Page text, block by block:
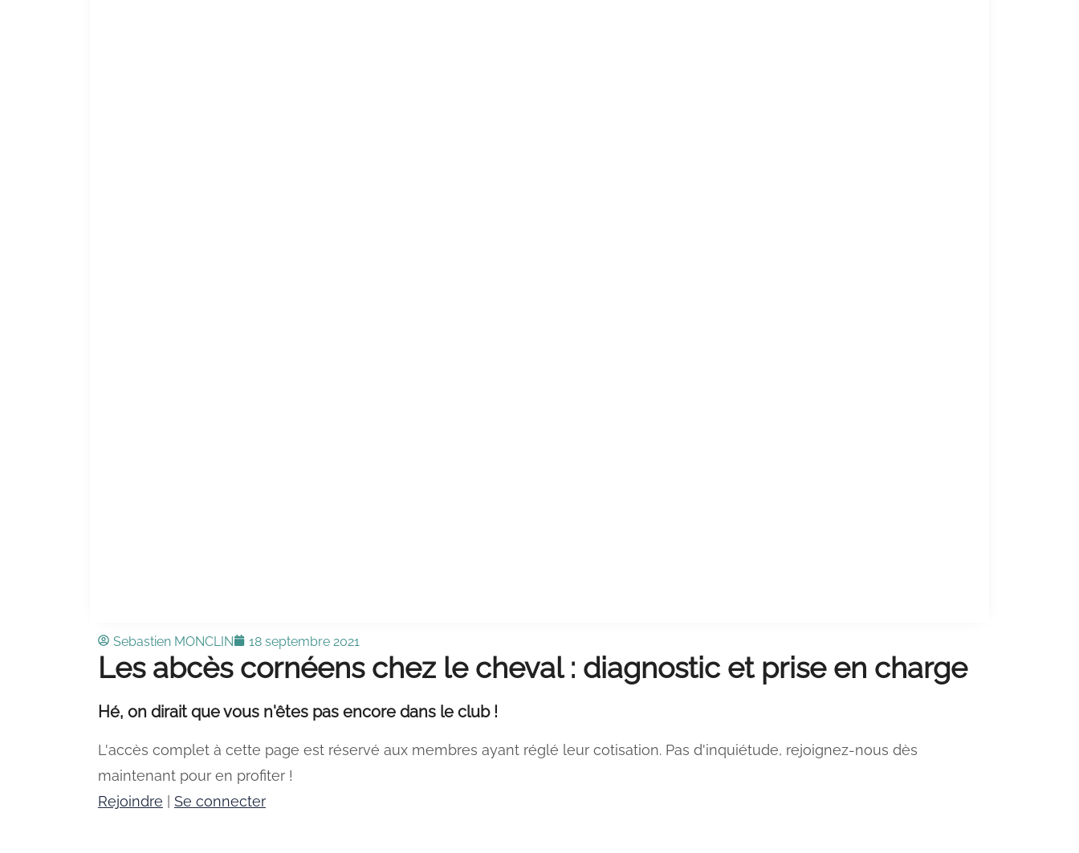
Sebastien MONCLIN 18 septembre 2021
Les abcès cornéens chez le cheval : diagnostic et prise en charge
Hé, on dirait que vous n'êtes pas encore dans le club !
L'accès complet à cette page est réservé aux membres ayant réglé leur cotisation. Pas d'inquiétude, rejoignez-nous dès
maintenant pour en profiter !
Rejoindre
Se connecter